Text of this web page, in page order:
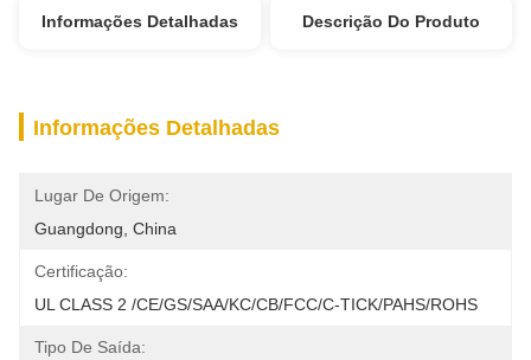
Informações Detalhadas Descrição Do Produto
Informações Detalhadas
Lugar De Origem:
Guangdong, China
Certificação:
UL CLASS 2 /CE/GS/SAA/KC/CB/FCC/C-TICK/PAHS/ROHS
Tipo De Saída: